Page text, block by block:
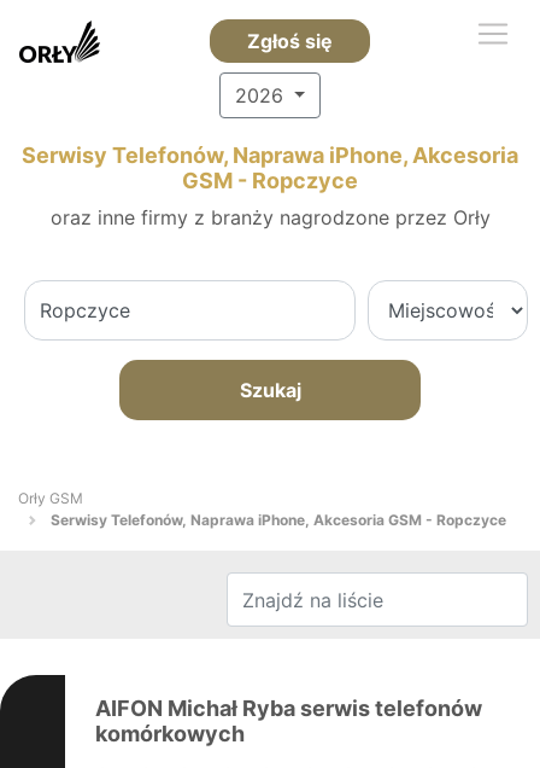
Zgłoś się
2026
Serwisy Telefonów, Naprawa iPhone, Akcesoria
GSM - Ropczyce
oraz inne firmy z branży nagrodzone przez Orły
Szukaj
Orły GSM
Serwisy Telefonów, Naprawa iPhone, Akcesoria GSM - Ropczyce
AIFON Michał Ryba serwis telefonów
komórkowych